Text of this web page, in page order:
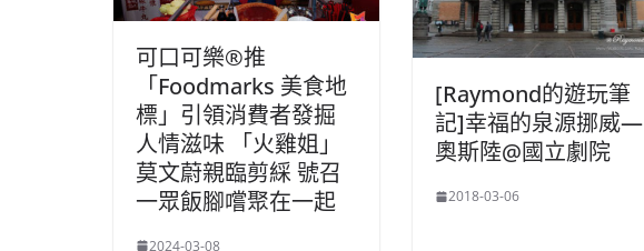
可口可樂®推
「Foodmarks 美食地
標」引領消費者發掘
人情滋味 「火雞姐」
莫文蔚親臨剪綵 號召
一眾飯腳嚐聚在一起
2024-03-08
[Raymond的遊玩筆
記]幸福的泉源挪威—
奧斯陸@國立劇院
2018-03-06